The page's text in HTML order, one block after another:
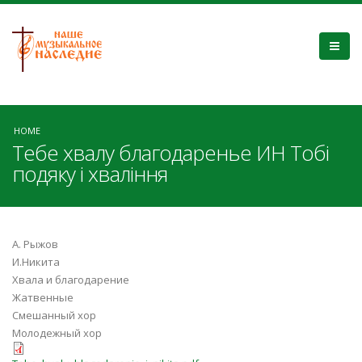
HOME
Тебе хвалу благодаренье ИН Тобі
подяку і хваління
А. Рыжов
И.Никита
Хвала и благодарение
Жатвенные
Смешанный хор
Молодежный хор